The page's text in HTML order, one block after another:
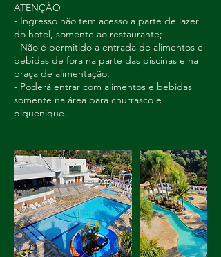
ATENÇÃO
- Ingresso não tem acesso a parte de lazer
do hotel, somente ao restaurante;
- Não é permitido a entrada de alimentos e
bebidas de fora na parte das piscinas e na
praça de alimentação;
- Poderá entrar com alimentos e bebidas
somente na área para churrasco e
piquenique.